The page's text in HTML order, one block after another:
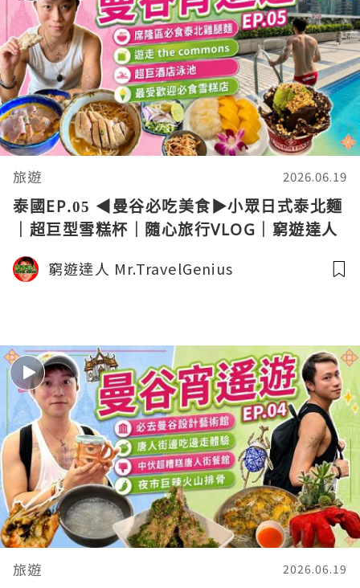
旅遊 2026.06.19
泰國EP.05 ◀︎曼谷必吃美食▶︎小眾日式泰北麵
｜超巨型雪糕杯｜隨心旅行VLOG｜窮遊達人
4K中字
窮遊達人 Mr.TravelGenius
旅遊 2026.06.19